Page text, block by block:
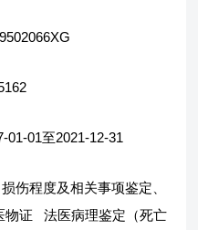
01-01至2021-12-31
伤程度及相关事项鉴定、
物证 法医病理鉴定（死亡